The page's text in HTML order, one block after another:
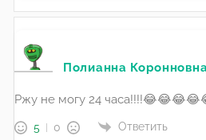
Полианна Коронновна
Ржу не могу 24
5 0 Ответить